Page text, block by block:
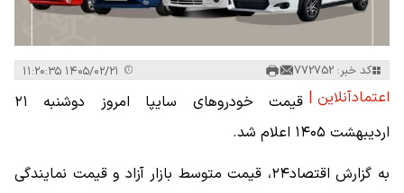
کد خبر: 772752
اعتمادآنلاین |
قیمت خودرو‌های سایپا امروز دوشنبه ۲۱
اردیبهشت ۱۴۰۵ اعلام شد.
به گزارش اقتصاد۲۴، قیمت متوسط بازار آزاد و قیمت نمایندگی